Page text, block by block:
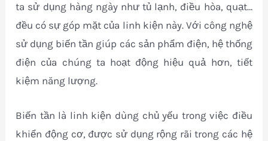
ta sử dụng hàng ngày như tủ lạnh, điều hòa, quạt…
đều có sự góp mặt của linh kiện này. Với công nghệ
sử dụng biến tần giúp các sản phẩm điện, hệ thống
điện của chúng ta hoạt động hiệu quả hơn, tiết
kiệm năng lượng.
Biến tần là linh kiện dùng chủ yếu trong việc điều
khiển động cơ, được sử dụng rộng rãi trong các hệ